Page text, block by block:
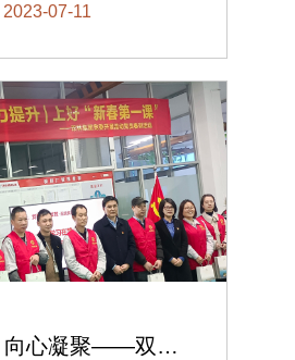
2023-07-11
双木成林，向心凝聚——双林党委开展流动党员春训活动